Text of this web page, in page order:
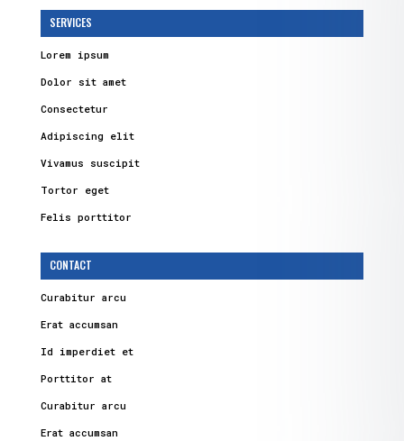
SERVICES
Lorem ipsum
Dolor sit amet
Consectetur
Adipiscing elit
Vivamus suscipit
Tortor eget
Felis porttitor
CONTACT
Curabitur arcu
Erat accumsan
Id imperdiet et
Porttitor at
Curabitur arcu
Erat accumsan